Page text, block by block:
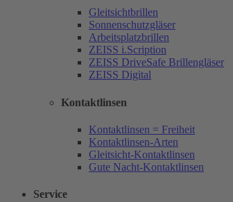
Gleitsichtbrillen
Sonnenschutzgläser
Arbeitsplatzbrillen
ZEISS i.Scription
ZEISS DriveSafe Brillengläser
ZEISS Digital
Kontaktlinsen
Kontaktlinsen = Freiheit
Kontaktlinsen-Arten
Gleitsicht-Kontaktlinsen
Gute Nacht-Kontaktlinsen
Service